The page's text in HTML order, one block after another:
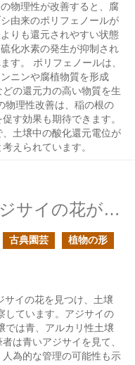
物理性が改善すると、腐
由来のポリフェノールが
りも還元されやすい状態
化水素の発生が抑制され
す。 ポリフェノールは、
ニンや腐植物質を形成
の還元力の高い物質を生
物理性改善は、稲の根の
す効果も期待できます。
土壌中の酸化還元電位が
えられています。
林の縁に色鮮やかなアジサイの花が咲いていた
古典園芸
植物の形
サイの花を見つけ、土壌
しています。アジサイの
では青、アルカリ性土壌
は青いアジサイを見て、
為的な管理の可能性も示